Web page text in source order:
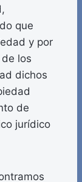
que
y por
los
dichos
de
jurídico